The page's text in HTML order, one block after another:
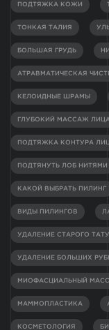
ПОДТЯЖКА КОЖИ
ТОНКАЯ ТАЛИЯ
БОЛЬШАЯ ГРУДЬ
АТРАВМАТИЧЕСКАЯ
КЕЛОИДНЫЕ ШРАМЫ
ГЛУБОКИЙ МАССАЖ ЛИЦА
ПОДТЯЖКА КОНТУРА
ПОДТЯНУТЬ ЛОБ НИТЯМИ
КАКОЙ ВЫБРАТЬ ПИЛИНГ
ВИДЫ ПИЛИНГОВ
УДАЛЕНИЕ СТАРОГО
УДАЛЕНИЕ БОЛЬШИХ
МИОФАСЦИАЛЬНЫЙ
МАММОПЛАСТИКА
КОСМЕТОЛОГИЯ